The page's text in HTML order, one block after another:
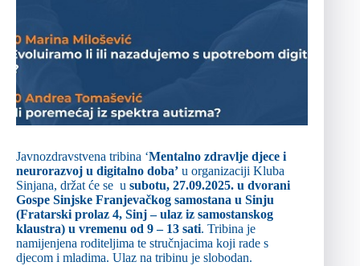
Javnozdravstvena tribina ‘Mentalno zdravlje djece i
neurorazvoj u digitalno doba’ u organizaciji Kluba
Sinjana, držat će se u subotu, 27.09.2025. u dvorani
Gospe Sinjske Franjevačkog samostana u Sinju
(Fratarski prolaz 4, Sinj – ulaz iz samostanskog
klaustra) u vremenu od 9 – 13 sati. Tribina je
namijenjena roditeljima te stručnjacima koji rade s
djecom i mladima. Ulaz na tribinu je slobodan.